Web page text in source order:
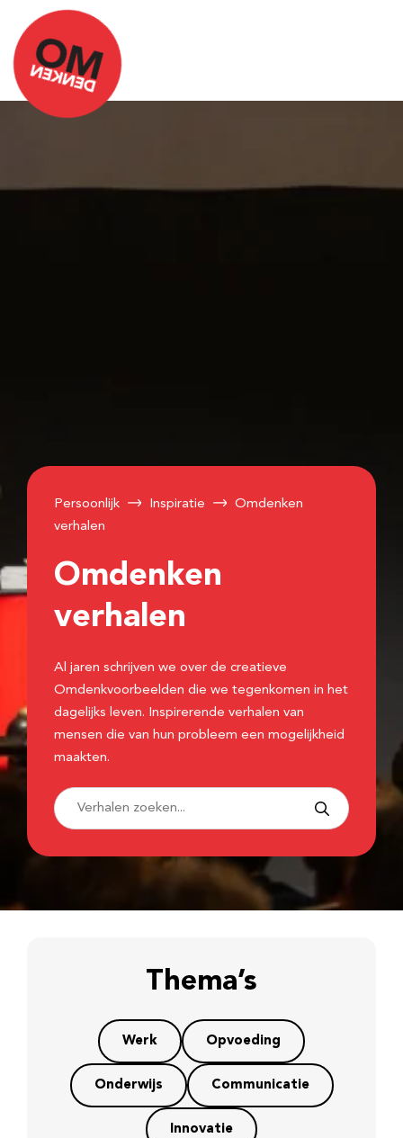
Persoonlijk Inspiratie
Omdenken
verhalen
Omdenken
verhalen
Al jaren schrijven we over de creatieve
Omdenkvoorbeelden die we tegenkomen in het
dagelijks leven. Inspirerende verhalen van
mensen die van hun probleem een mogelijkheid
maakten.
Thema’s
Werk Opvoeding
Onderwijs Communicatie
Innovatie